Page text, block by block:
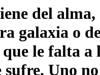
del alma,
galaxia o
le falta a
sufre. Uno